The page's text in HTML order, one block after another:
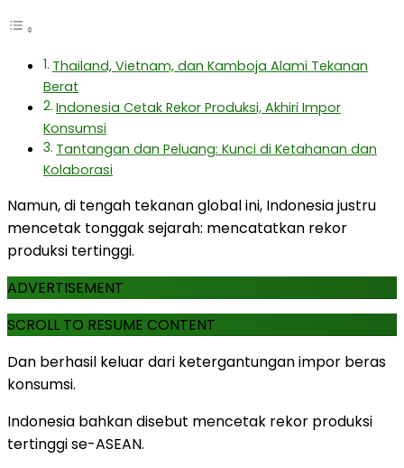
Thailand, Vietnam, dan Kamboja Alami Tekanan
Berat
Indonesia Cetak Rekor Produksi, Akhiri Impor
Konsumsi
Tantangan dan Peluang: Kunci di Ketahanan dan
Kolaborasi
Namun, di tengah tekanan global ini, Indonesia justru
mencetak tonggak sejarah: mencatatkan rekor
produksi tertinggi.
ADVERTISEMENT
SCROLL TO RESUME CONTENT
Dan berhasil keluar dari ketergantungan impor beras
konsumsi.
Indonesia bahkan disebut mencetak rekor produksi
tertinggi se-ASEAN.